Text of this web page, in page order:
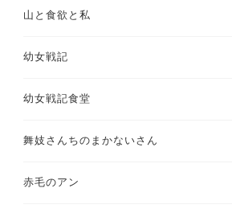
山と食欲と私
幼女戦記
幼女戦記食堂
舞妓さんちのまかないさん
赤毛のアン